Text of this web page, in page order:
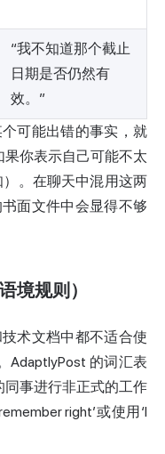
“我不知道那个截止
日期是否仍然有
效。”
可能出错的事实，就
果你表示自己可能不太
）。在聊天中混用这两
面文件中会显得不够
境规则）
术文档中都不适合使
AdaptlyPost 的词汇表
事进行非正式的工作
right’或使用‘I